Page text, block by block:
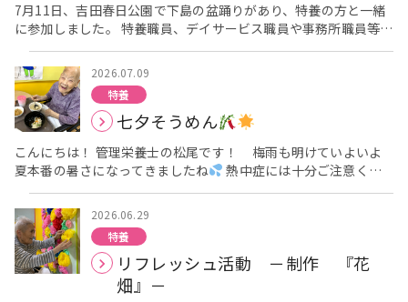
7月11日、吉田春日公園で下島の盆踊りがあり、特養の方と一緒
に参加しました。 特養職員、デイサービス職員や事務所職員等大
勢の協力の元、車椅子で会場まで移動すると、大きな布団太鼓が
設置されていました。 「下島のやつやろ？」「ひさしぶりに見た
わ」とおっしゃり、じっくり眺めておられました。その後それぞ
れ布団太鼓の前で記念撮影をさせていただきました。 記念撮影
後、職員と一緒に屋台を見てまわりました。 夕食後の参加だった
ため、「焼きそばええやんか」「でもご飯しっかり食べてきても
うたな」と笑われる場面もありました。他にもスーパーボールす
くいやかき氷の屋台など、「あれいいな」「子供が多いな」とお
っしゃりながらゆっくり一周見て回りました。 「外に出るのはひ
さしぶりやね」「あんまり暑くなかったからよかったわ」と皆さ
ん笑顔が見られました。 会場では盆踊りの音楽が流れており、音
に合わせて踊ってくださる方もおられました。 踊っておられる方
を見て「私もできるで」と踊りの輪が広がりました。 まだ完全
にコロナ以前通りとはいきませんでしたが、ご利用者、職員共に
2026.07.09
特養
七夕そうめん
こんにちは！ 管理栄養士の松尾です！ 梅雨も明けていよいよ
夏本番の暑さになってきましたね
熱中症には十分ご注意くだ
さい！ さて７月７日は七夕の日でしたね
七夕ということで昼
食に「七夕そうめん」を提供しました
たいそうめんになっています
きました
2026.06.29
特養
リフレッシュ活動 －制作 『花
畑』－